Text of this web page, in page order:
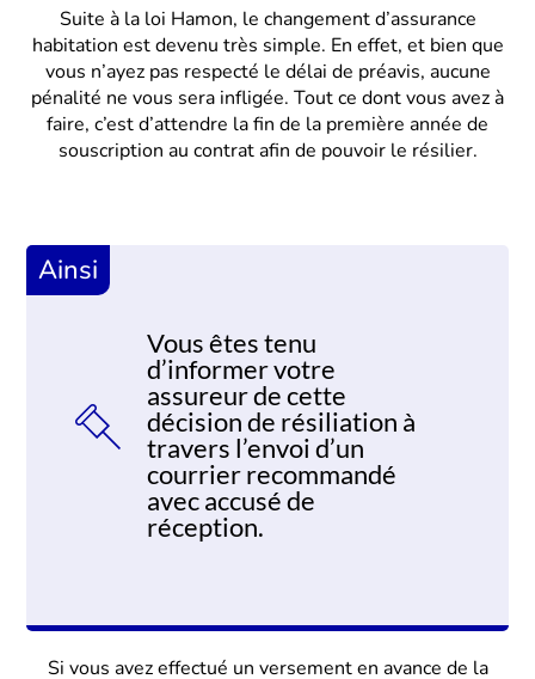
Suite à la loi Hamon, le changement d’assurance
habitation est devenu très simple. En effet, et bien que
vous n’ayez pas respecté le délai de préavis, aucune
pénalité ne vous sera infligée. Tout ce dont vous avez à
faire, c’est d’attendre la fin de la première année de
souscription au contrat afin de pouvoir le résilier.
Vous êtes tenu
d’informer votre
assureur de cette
décision de résiliation à
travers l’envoi d’un
courrier recommandé
avec accusé de
réception.
Ainsi
Si vous avez effectué un versement en avance de la